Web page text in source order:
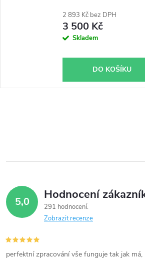
2 893 Kč bez DPH
3 500 Kč
Skladem
DO KOŠÍKU
5,0 Hodnocení
291 hodnocení
Zobrazit recenze
perfektní zpracování vše funguje tak jak